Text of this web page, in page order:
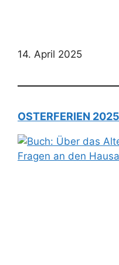
14. April 2025
OSTERFERIEN 2025